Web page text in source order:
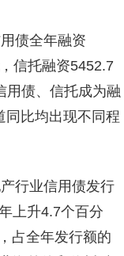
债全年融资
信托融资5452.7
用债、信托成为融
同比均出现不同程
行业信用债发行
上升4.7个百分
占全年发行额的